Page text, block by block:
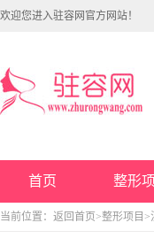
欢迎您进入驻容网官方网站！
首页 整形
当前位置： 返回首页 >整形项目 >